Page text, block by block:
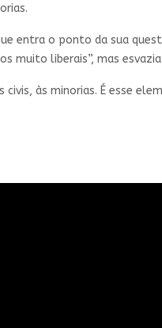
entra o ponto da sua
muito liberais”, mas
às minorias. É esse